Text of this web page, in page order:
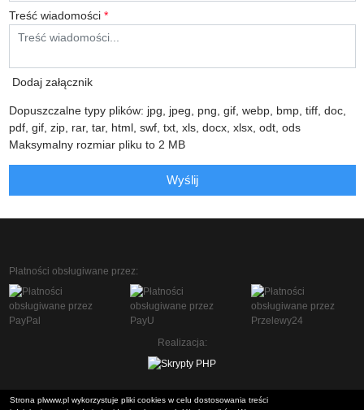
Treść wiadomości *
Dodaj załącznik
Dopuszczalne typy plików: jpg, jpeg, png, gif, webp, bmp, tiff, doc,
pdf, gif, zip, rar, tar, html, swf, txt, xls, docx, xlsx, odt, ods
Maksymalny rozmiar pliku to 2 MB
Wyślij
Płatności obsługiwane przez:
Realizacja:
Strona plwww.pl wykorzystuje pliki cookies w celu dostosowania treści